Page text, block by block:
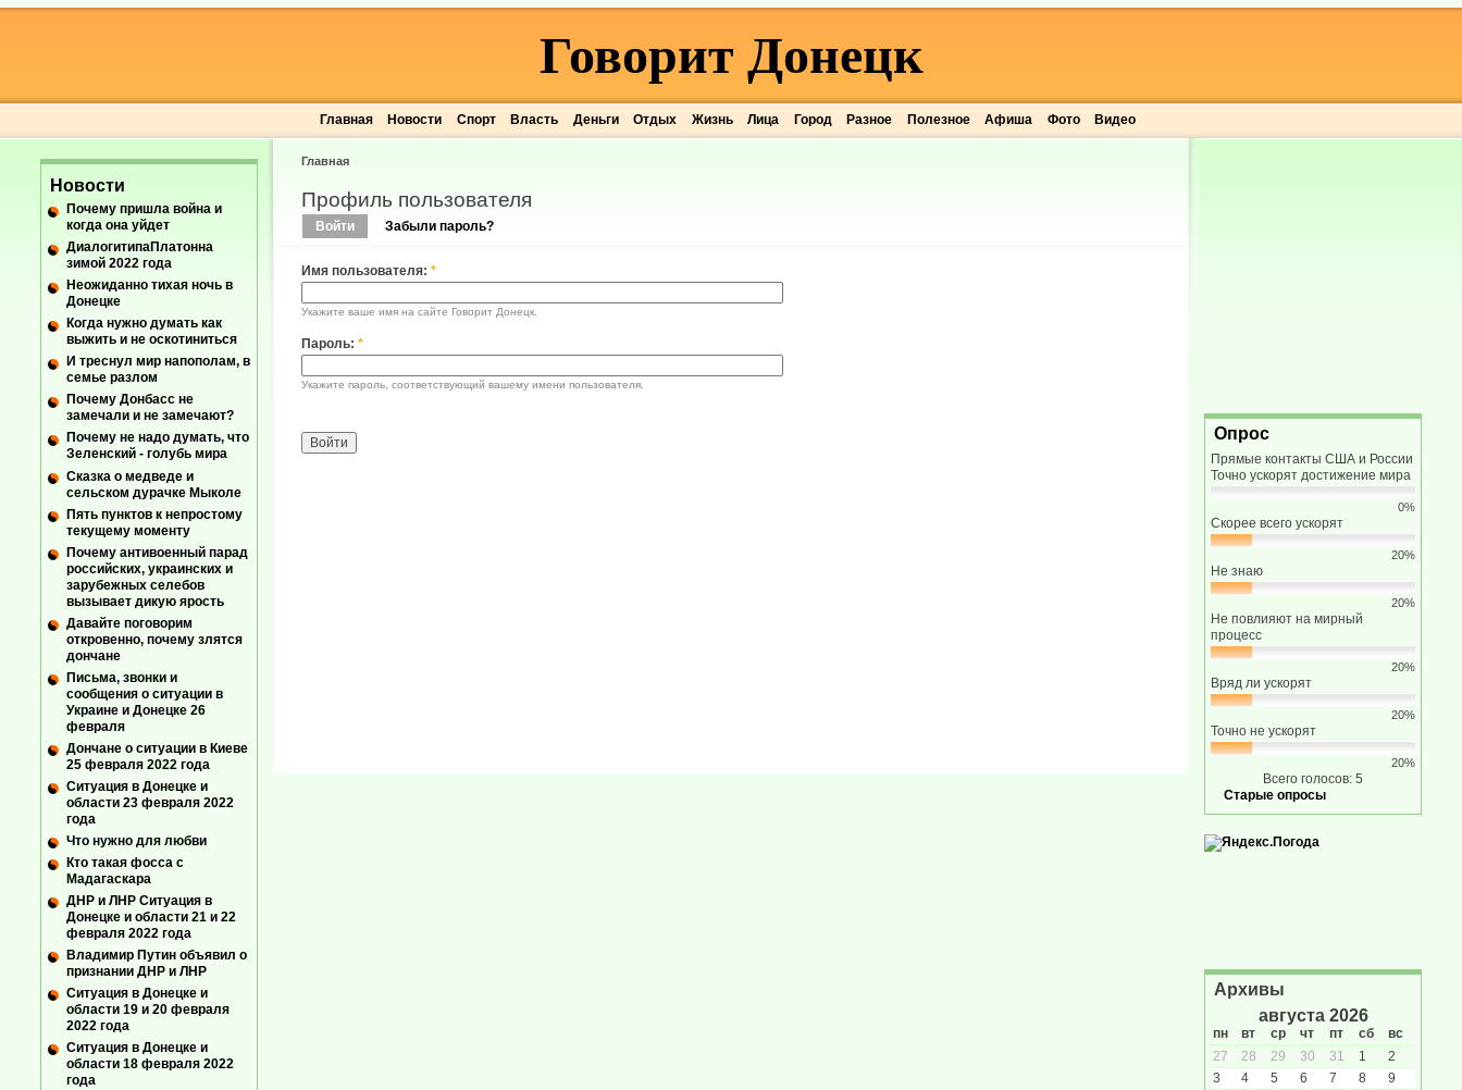
Главная Новости Спорт Власть Деньги Отдых Жизнь Лица Город Разное Полезное Афиша Фото Видео
Говорит Донецк
Главная
Профиль пользователя
Войти Забыли пароль?
Имя пользователя: *
Укажите ваше имя на сайте Говорит Донецк.
Пароль: *
Укажите пароль, соответствующий вашему имени пользователя.
Новости
Почему пришла война и
когда она уйдет
ДиалогитипаПлатонна
зимой 2022 года
Неожиданно тихая ночь в
Донецке
Когда нужно думать как
выжить и не оскотиниться
И треснул мир напополам, в
семье разлом
Почему Донбасс не
замечали и не замечают?
Почему не надо думать, что
Зеленский - голубь мира
Сказка о медведе и
сельском дурачке Мыколе
Пять пунктов к непростому
текущему моменту
Почему антивоенный парад
российских, украинских и
зарубежных селебов
вызывает дикую ярость
Давайте поговорим
откровенно, почему злятся
дончане
Письма, звонки и
сообщения о ситуации в
Украине и Донецке 26
февраля
Дончане о ситуации в Киеве
25 февраля 2022 года
Ситуация в Донецке и
области 23 февраля 2022
года
Что нужно для любви
Кто такая фосса с
Мадагаскара
ДНР и ЛНР Ситуация в
Донецке и области 21 и 22
февраля 2022 года
Владимир Путин объявил о
признании ДНР и ЛНР
Ситуация в Донецке и
области 19 и 20 февраля
2022 года
Ситуация в Донецке и
области 18 февраля 2022
года
Опрос
Прямые контакты США и России
Точно ускорят достижение мира
0%
Скорее всего ускорят
20%
Не знаю
20%
Не повлияют на мирный
процесс
20%
Вряд ли ускорят
20%
Точно не ускорят
20%
Всего голосов: 5
Старые опросы
Архивы
августа 2026
пн вт ср чт пт сб
вс
27
28 29 30 31 1
2
3
4 5 6 7 8
9